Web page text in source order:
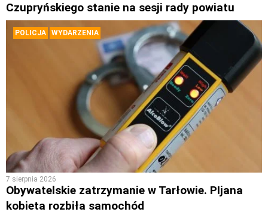
Czupryńskiego stanie na sesji rady powiatu
POLICJA WYDARZENIA
7 sierpnia 2026
Obywatelskie zatrzymanie w Tarłowie. PIjana
kobieta rozbiła samochód